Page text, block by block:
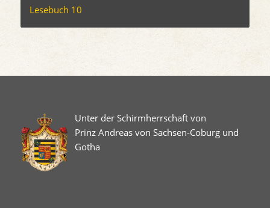
Lesebuch 10
Unter der Schirmherrschaft von
Prinz Andreas von Sachsen-Coburg und
Gotha